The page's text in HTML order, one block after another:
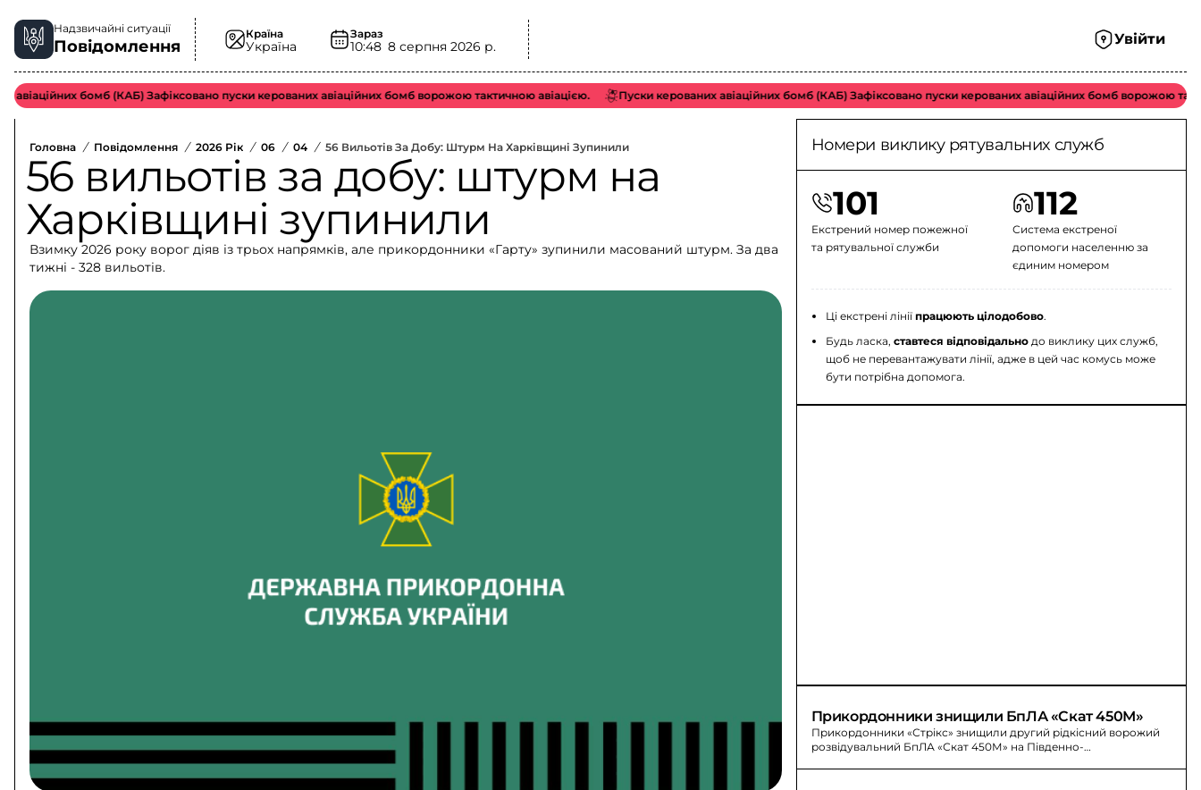
Надзвичайні ситуації
Повідомлення
Країна
Україна
Зараз
10:48 8 серпня 2026 р. Увійти
бомб (КАБ) Зафіксовано пуски керованих авіаційних бомб ворожою тактичною авіацією. Пуски керованих авіаційних бомб (КАБ) Зафіксовано пуски керованих авіаційних бомб ворожою
Головна / Повідомлення / 2026 Рік / 06 / 04 / 56 Вильотів За Добу: Штурм На Харківщині Зупинили
56 вильотів за добу: штурм на
Харківщині зупинили
Взимку 2026 року ворог діяв із трьох напрямків, але прикордонники «Гарту» зупинили масований штурм. За два
тижні - 328 вильотів.
Номери виклику рятувальних служб
101
Екстрений номер пожежної
та рятувальної служби
112
Система екстреної
допомоги населенню за
єдиним номером
Ці екстрені лінії працюють цілодобово.
Будь ласка, ставтеся відповідальнодо виклику цих служб,
щоб не перевантажувати лінії, адже в цей час комусь може
бути потрібна допомога.
Прикордонники знищили БпЛА «Скат 450М»
Прикордонники «Стрікс» знищили другий рідкісний ворожий
розвідувальний БпЛА «Скат 450М» на Південно-